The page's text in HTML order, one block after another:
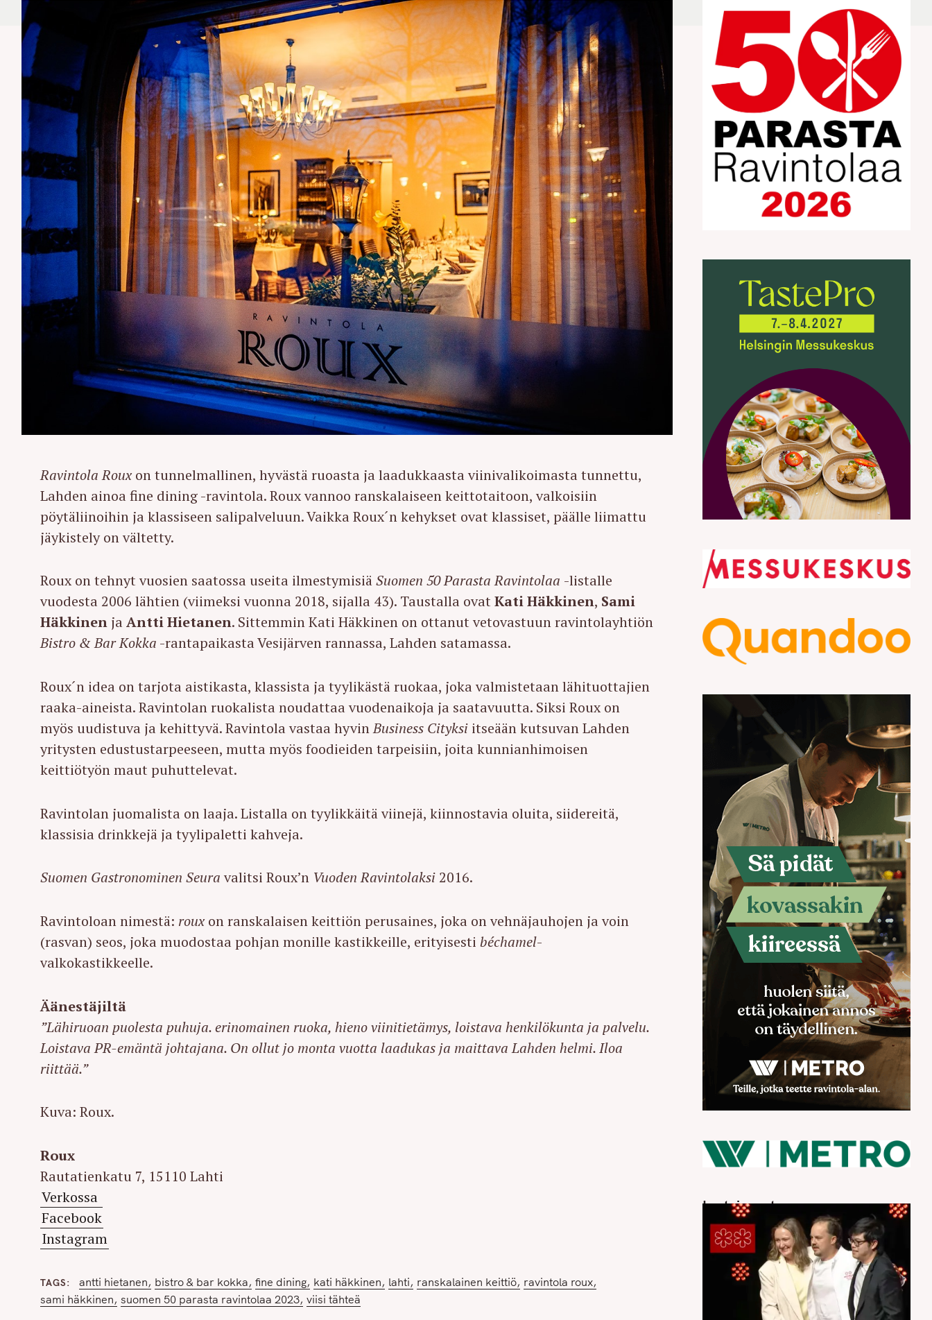
Ravintola Rouxon tunnelmallinen, hyvästä ruoasta ja laadukkaasta viinivalikoimasta tunnettu,
Lahden ainoa fine dining -ravintola. Roux vannoo ranskalaiseen keittotaitoon, valkoisiin
pöytäliinoihin ja klassiseen salipalveluun. Vaikka Roux´n kehykset ovat klassiset, päälle liimattu
jäykistely on vältetty.
Roux on tehnyt vuosien saatossa useita ilmestymisiäSuomen 50 Parasta Ravintolaa -listalle
vuodesta 2006 lähtien (viimeksi vuonna 2018, sijalla 43). Taustalla ovatKati Häkkinen, Sami
Häkkinen jaAntti Hietanen. Sittemmin Kati Häkkinen on ottanut vetovastuun ravintolayhtiön
Bistro & Bar Kokka -rantapaikasta Vesijärven rannassa, Lahden satamassa.
Roux´n idea on tarjota aistikasta, klassista ja tyylikästä ruokaa, joka valmistetaan lähituottajien
raaka-aineista. Ravintolan ruokalista noudattaa vuodenaikoja ja saatavuutta. Siksi Roux on
myös uudistuva ja kehittyvä. Ravintola vastaa hyvinBusiness Cityksi itseään kutsuvan Lahden
yritysten edustustarpeeseen, mutta myös foodieiden tarpeisiin, joita kunnianhimoisen
keittiötyön maut puhuttelevat.
Ravintolan juomalista on laaja. Listalla on tyylikkäitä viinejä, kiinnostavia oluita, siidereitä,
klassisia drinkkejä ja tyylipaletti kahveja.
Suomen Gastronominen Seura valitsi Roux’n Vuoden Ravintolaksi 2016.
Ravintoloan nimestä: rouxon ranskalaisen keittiön perusaines, joka on vehnäjauhojen ja voin
(rasvan) seos, joka muodostaa pohjan monille kastikkeille, erityisestibéchamel-
valkokastikkeelle.
Äänestäjiltä
”Lähiruoan puolesta puhuja. erinomainen ruoka, hieno viinitietämys, loistava henkilökunta ja palvelu.
Loistava PR-emäntä johtajana. On ollut jo monta vuotta laadukas ja maittava Lahden helmi. Iloa
riittää.”
Kuva: Roux.
Roux
Rautatienkatu 7, 15110 Lahti
Verkossa
Facebook
Instagram
TAGS antti hietanen bistro & bar kokka fine dining kati häkkinen lahti ranskalainen keittiö ravintola roux
sami häkkinen suomen 50 parasta ravintolaa 2023 viisi tähteä
Luetuimmat
h
Press Esc to cancel.